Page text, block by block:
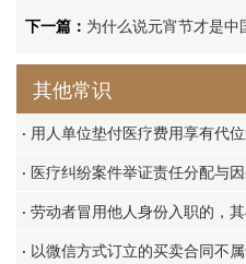
下一篇： 为什么说元宵节才是中
其他常识
· 用人单位垫付医疗费用享有代
· 医疗纠纷案件举证责任分配与
· 劳动者冒用他人身份入职的，其与
· 以微信方式订立的买卖合同不属于信息网络买卖合